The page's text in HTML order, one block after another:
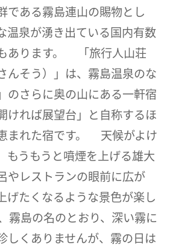
である霧島連山の賜物とし
温泉が湧き出ている国内有数
あります。 「旅行人山荘
んそう）」は、霧島温泉のな
のさらに奥の山にある一軒宿
ければ展望台」と自称するほ
まれた宿です。 天候がよけ
もうもうと噴煙を上げる雄大
やレストランの眼前に広が
げたくなるような景色が楽し
島の名のとおり、深い霧に
しくありませんが、霧の日は